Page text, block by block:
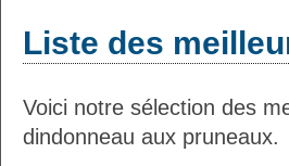
Liste des
Voici notre sélection des
dindonneau aux pruneaux.